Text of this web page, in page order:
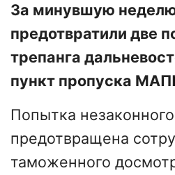
За минувшую
предотвратили две
трепанга
пункт пропуска
Попытка
предотвращена
таможенного